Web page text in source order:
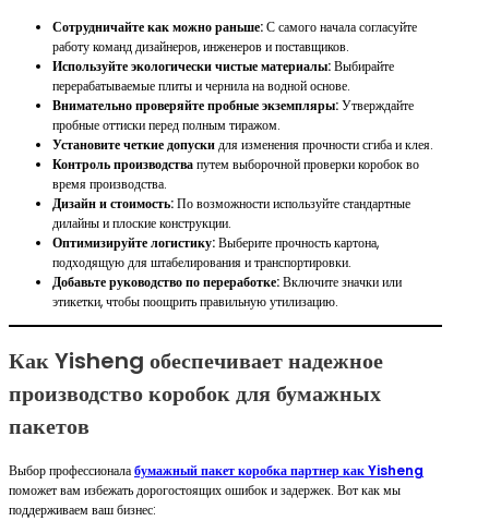
Сотрудничайте как можно раньше:С самого начала согласуйте
работу команд дизайнеров, инженеров и поставщиков.
Используйте экологически чистые материалы:Выбирайте
перерабатываемые плиты и чернила на водной основе.
Внимательно проверяйте пробные экземпляры:Утверждайте
пробные оттиски перед полным тиражом.
Установите четкие допускидля изменения прочности сгиба и клея.
Контроль производствапутем выборочной проверки коробок во
время производства.
Дизайн и стоимость:По возможности используйте стандартные
дилайны и плоские конструкции.
Оптимизируйте логистику:Выберите прочность картона,
подходящую для штабелирования и транспортировки.
Добавьте руководство по переработке:Включите значки или
этикетки, чтобы поощрить правильную утилизацию.
Как Yisheng обеспечивает надежное
производство коробок для бумажных
пакетов
Выбор профессионалабумажный пакет коробка партнер как Yisheng
поможет вам избежать дорогостоящих ошибок и задержек. Вот как мы
поддерживаем ваш бизнес: